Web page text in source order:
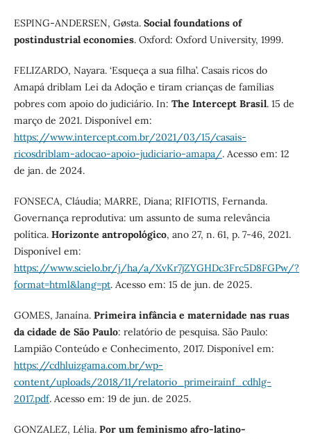
ESPING-ANDERSEN, Gøsta. Social foundations of
postindustrial economies. Oxford: Oxford University, 1999.
FELIZARDO, Nayara. ‘Esqueça a sua filha’. Casais ricos do
Amapá driblam Lei da Adoção e tiram crianças de famílias
pobres com apoio do judiciário. In: The Intercept Brasil. 15 de
março de 2021. Disponível em:
https://www.intercept.com.br/2021/03/15/casais-
ricosdriblam-adocao-apoio-judiciario-amapa/. Acesso em: 12
de jan. de 2024.
FONSECA, Cláudia; MARRE, Diana; RIFIOTIS, Fernanda.
Governança reprodutiva: um assunto de suma relevância
política. Horizonte antropológico, ano 27, n. 61, p. 7-46, 2021.
Disponível em:
https://www.scielo.br/j/ha/a/XvKr7jZYGHDc3Frc5D8FGPw/?
format=html&lang=pt. Acesso em: 15 de jun. de 2025.
GOMES, Janaína. Primeira infância e maternidade nas ruas
da cidade de São Paulo: relatório de pesquisa. São Paulo:
Lampião Conteúdo e Conhecimento, 2017. Disponível em:
https://cdhluizgama.com.br/wp-
content/uploads/2018/11/relatorio_primeirainf_cdhlg-
2017.pdf. Acesso em: 19 de jun. de 2025.
GONZALEZ, Lélia. Por um feminismo afro-latino-